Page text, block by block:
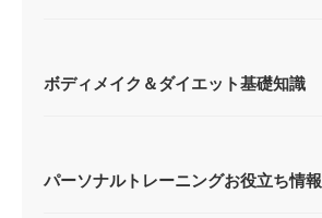
ボディメイク＆ダイエット基礎知識
パーソナルトレーニングお役立ち情報